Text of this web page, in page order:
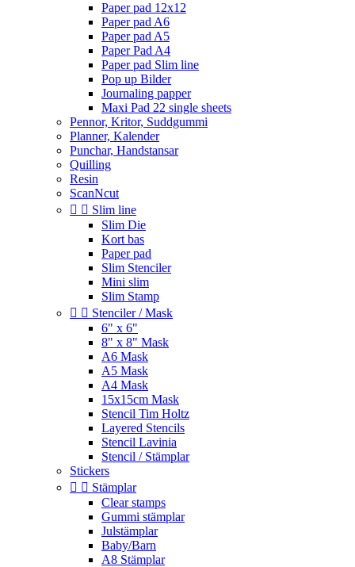
Paper pad 12x12
Paper pad A6
Paper pad A5
Paper Pad A4
Paper pad Slim line
Pop up Bilder
Journaling papper
Maxi Pad 22 single sheets
Pennor, Kritor, Suddgummi
Planner, Kalender
Punchar, Handstansar
Quilling
Resin
ScanNcut
  Slim line
Slim Die
Kort bas
Paper pad
Slim Stenciler
Mini slim
Slim Stamp
  Stenciler / Mask
6" x 6"
8" x 8" Mask
A6 Mask
A5 Mask
A4 Mask
15x15cm Mask
Stencil Tim Holtz
Layered Stencils
Stencil Lavinia
Stencil / Stämplar
Stickers
  Stämplar
Clear stamps
Gummi stämplar
Julstämplar
Baby/Barn
A8 Stämplar